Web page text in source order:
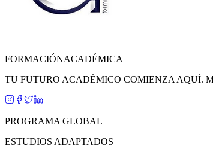
FORMACIÓNACADÉMICA
TU FUTURO ACADÉMICO COMIENZA AQUÍ.
PROGRAMA GLOBAL
ESTUDIOS ADAPTADOS